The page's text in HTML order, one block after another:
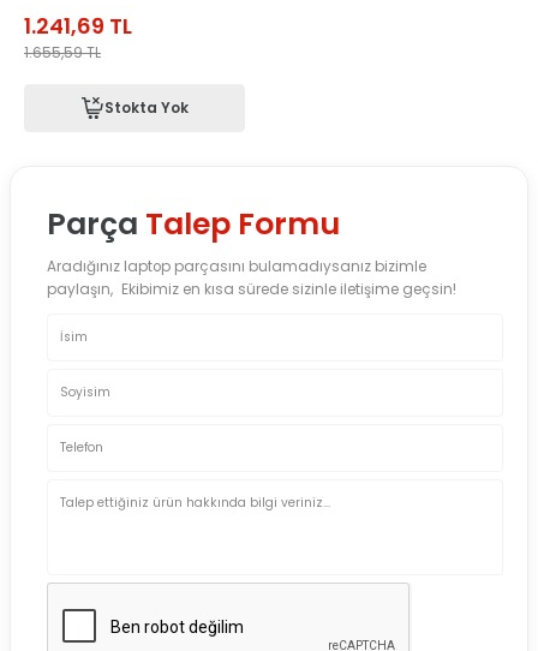
1.241,69 TL
1.655,59TL
Stokta Yok
Parça Talep Formu
Aradığınız laptop parçasını bulamadıysanız bizimle
paylaşın, Ekibimiz en kısa sürede sizinle iletişime geçsin!